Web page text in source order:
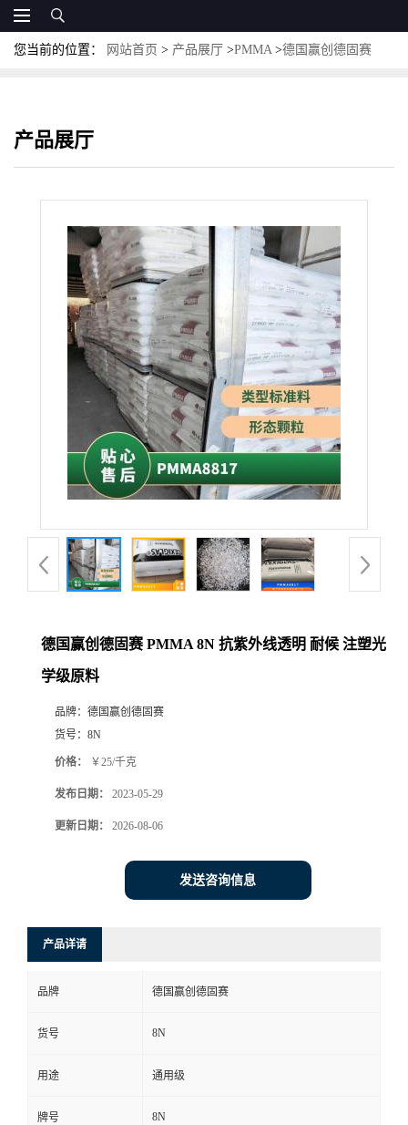
您当前的位置： 网站首页 > 产品展厅 >PMMA>德国赢创德固赛
产品展厅
德国赢创德固赛 PMMA 8N 抗紫外线透明 耐候 注塑光
学级原料
品牌： 德国赢创德固赛
货号： 8N
价格： ￥25/千克
发布日期： 2023-05-29
更新日期： 2026-08-06
发送咨询信息
产品详请
品牌 德国赢创德固赛
货号 8N
用途 通用级
牌号 8N